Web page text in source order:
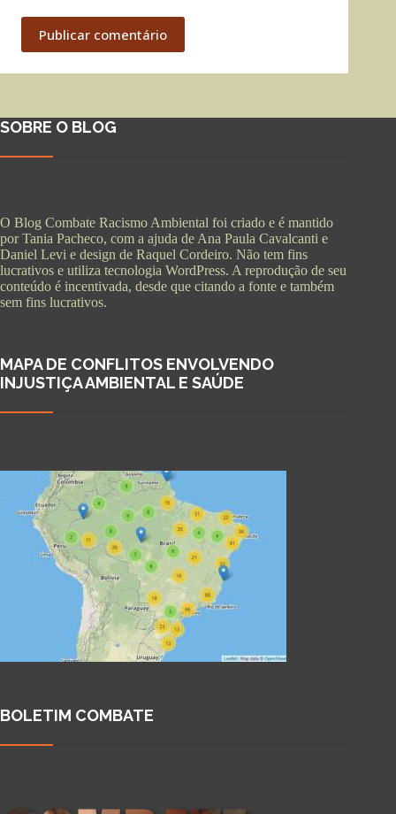
Publicar comentário
SOBRE O BLOG
O Blog Combate Racismo Ambiental foi criado e é mantido
por Tania Pacheco, com a ajuda de Ana Paula Cavalcanti e
Daniel Levi e design de Raquel Cordeiro. Não tem fins
lucrativos e utiliza tecnologia WordPress. A reprodução de seu
conteúdo é incentivada, desde que citando a fonte e também
sem fins lucrativos.
MAPA DE CONFLITOS ENVOLVENDO
INJUSTIÇA AMBIENTAL E SAÚDE
BOLETIM COMBATE